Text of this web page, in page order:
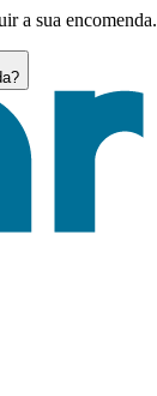
a sua encomenda.